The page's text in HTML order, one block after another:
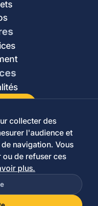
collecter des
l'audience et
navigation. Vous
de refuser ces
plus.